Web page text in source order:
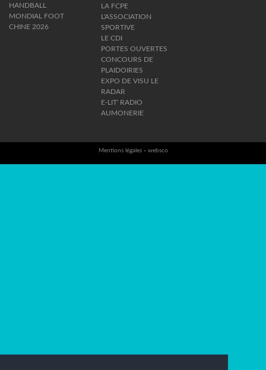
HANDBALL
MONDIAL FOOT
CHINE 2026
LA FCPE
L'ASSOCIATION
SPORTIVE
LE CDI
PORTES OUVERTES
CONCOURS DE
PLAIDOIRIES
EXPO DE VISU LE
RADAR
E-LIT' RADIO
AUMONERIE
Mentions légales- websco